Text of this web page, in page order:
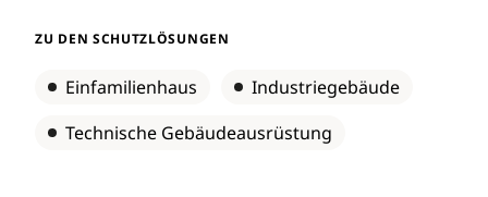
ZU DEN SCHUTZLÖSUNGEN
Einfamilienhaus
Industriegebäude
Technische Gebäudeausrüstung